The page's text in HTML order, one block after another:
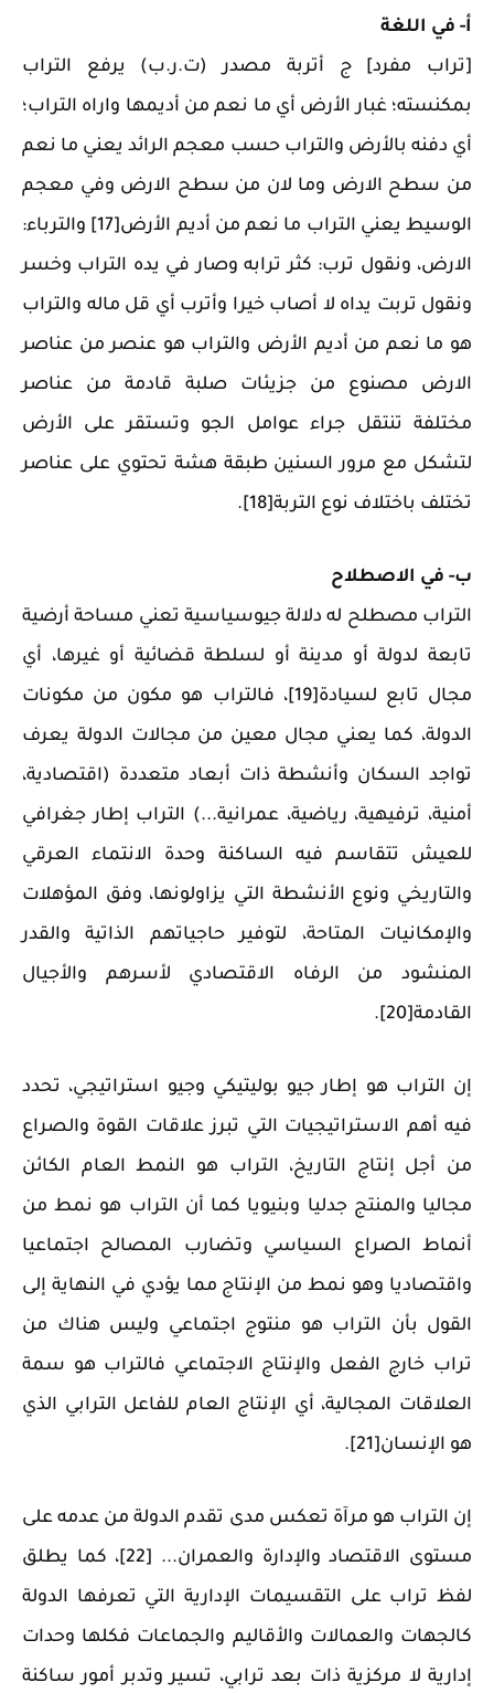
أ‌- في اللغة
[تراب مفرد] ج أتربة مصدر (ت.ر.ب) يرفع التراب
بمكنسته؛ غبار الأرض أي ما نعم من أديمها واراه التراب؛
أي دفنه بالأرض والتراب حسب معجم الرائد يعني ما نعم
من سطح الارض وما لان من سطح الارض وفي معجم
الوسيط يعني التراب ما نعم من أديم الأرض[17] والترباء:
الارض، ونقول ترب: كثر ترابه وصار في يده التراب وخسر
ونقول تربت يداه لا أصاب خيرا وأترب أي قل ماله والتراب
هو ما نعم من أديم الأرض والتراب هو عنصر من عناصر
الارض مصنوع من جزيئات صلبة قادمة من عناصر
مختلفة تنتقل جراء عوامل الجو وتستقر على الأرض
لتشكل مع مرور السنين طبقة هشة تحتوي على عناصر
تختلف باختلاف نوع التربة[18].
ب‌- في الاصطلاح
التراب مصطلح له دلالة جيوسياسية تعني مساحة أرضية
تابعة لدولة أو مدينة أو لسلطة قضائية أو غيرها، أي
مجال تابع لسيادة[19]، فالتراب هو مكون من مكونات
الدولة، كما يعني مجال معين من مجالات الدولة يعرف
تواجد السكان وأنشطة ذات أبعاد متعددة (اقتصادية،
أمنية، ترفيهية، رياضية، عمرانية...) التراب إطار جغرافي
للعيش تتقاسم فيه الساكنة وحدة الانتماء العرقي
والتاريخي ونوع الأنشطة التي يزاولونها، وفق المؤهلات
والإمكانيات المتاحة، لتوفير حاجياتهم الذاتية والقدر
المنشود من الرفاه الاقتصادي لأسرهم والأجيال
القادمة[20].
إن التراب هو إطار جيو بوليتيكي وجيو استراتيجي، تحدد
فيه أهم الاستراتيجيات التي تبرز علاقات القوة والصراع
من أجل إنتاج التاريخ، التراب هو النمط العام الكائن
مجاليا والمنتج جدليا وبنيويا كما أن التراب هو نمط من
أنماط الصراع السياسي وتضارب المصالح اجتماعيا
واقتصاديا وهو نمط من الإنتاج مما يؤدي في النهاية إلى
القول بأن التراب هو منتوج اجتماعي وليس هناك من
تراب خارج الفعل والإنتاج الاجتماعي فالتراب هو سمة
العلاقات المجالية، أي الإنتاج العام للفاعل الترابي الذي
هو الإنسان[21].
إن التراب هو مرآة تعكس مدى تقدم الدولة من عدمه على
مستوى الاقتصاد والإدارة والعمران... [22]، كما يطلق
لفظ تراب على التقسيمات الإدارية التي تعرفها الدولة
كالجهات والعمالات والأقاليم والجماعات فكلها وحدات
إدارية لا مركزية ذات بعد ترابي، تسير وتدبر أمور ساكنة